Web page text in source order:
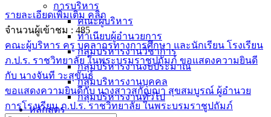
การบริหาร
คณะผู้บริหาร
ทำเนียบผู้อำนวยการ
กลุ่มบริหารงานวิชาการ
กลุ่มบริหารงานงบประมาณ
กลุ่มบริหารงานบุคคล
กลุ่มบริหารงานทั่วไป
หลักสูตร
รายละเอียดเพิ่มเติม คลิก
จำนวนผู้เข้าชม : 485
คณะผู้บริหาร ครู บุคลากรทางการศึกษา และนักเรียน โรงเรียน
ภ.ป.ร. ราชวิทยาลัย ในพระบรมราชูปถัมภ์ ขอแสดงความยินดี
กับ นางจันที วะสุขันธ์
ขอแสดงความยินดีกับ นางสาวสุกัญญา สุขสมบูรณ์ ผู้อำนวย
การโรงเรียน ภ.ป.ร. ราชวิทยาลัย ในพระบรมราชูปถัมภ์